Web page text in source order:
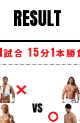
RESULT
試合 15分1本勝